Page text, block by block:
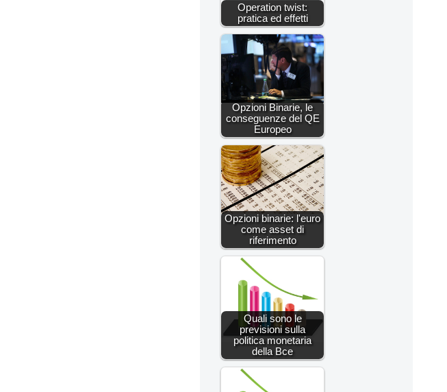
Operation twist:
pratica ed effetti
Opzioni Binarie, le
conseguenze del QE
Europeo
Opzioni binarie: l'euro
come asset di
riferimento
Quali sono le
previsioni sulla
politica monetaria
della Bce